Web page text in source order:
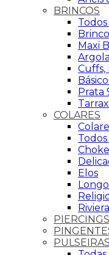
BRINCOS
Maxi
Cuffs,
Prata
COLARES
Elos
PIERCINGS
PULSEIRAS